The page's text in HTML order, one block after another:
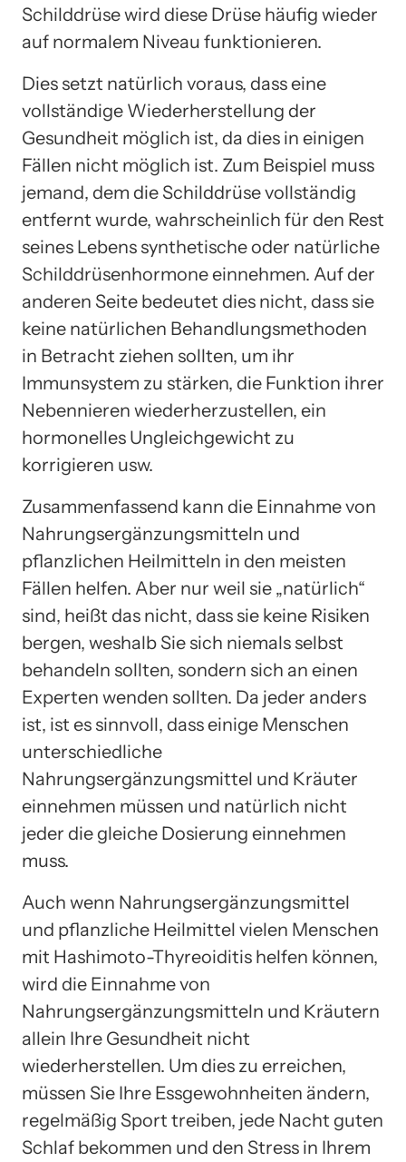
Schilddrüse wird diese Drüse häufig wieder
auf normalem Niveau funktionieren.
Dies setzt natürlich voraus, dass eine
vollständige Wiederherstellung der
Gesundheit möglich ist, da dies in einigen
Fällen nicht möglich ist. Zum Beispiel muss
jemand, dem die Schilddrüse vollständig
entfernt wurde, wahrscheinlich für den Rest
seines Lebens synthetische oder natürliche
Schilddrüsenhormone einnehmen. Auf der
anderen Seite bedeutet dies nicht, dass sie
keine natürlichen Behandlungsmethoden
in Betracht ziehen sollten, um ihr
Immunsystem zu stärken, die Funktion ihrer
Nebennieren wiederherzustellen, ein
hormonelles Ungleichgewicht zu
korrigieren usw.
Zusammenfassend kann die Einnahme von
Nahrungsergänzungsmitteln und
pflanzlichen Heilmitteln in den meisten
Fällen helfen. Aber nur weil sie „natürlich“
sind, heißt das nicht, dass sie keine Risiken
bergen, weshalb Sie sich niemals selbst
behandeln sollten, sondern sich an einen
Experten wenden sollten. Da jeder anders
ist, ist es sinnvoll, dass einige Menschen
unterschiedliche
Nahrungsergänzungsmittel und Kräuter
einnehmen müssen und natürlich nicht
jeder die gleiche Dosierung einnehmen
muss.
Auch wenn Nahrungsergänzungsmittel
und pflanzliche Heilmittel vielen Menschen
mit Hashimoto-Thyreoiditis helfen können,
wird die Einnahme von
Nahrungsergänzungsmitteln und Kräutern
allein Ihre Gesundheit nicht
wiederherstellen. Um dies zu erreichen,
müssen Sie Ihre Essgewohnheiten ändern,
regelmäßig Sport treiben, jede Nacht guten
Schlaf bekommen und den Stress in Ihrem